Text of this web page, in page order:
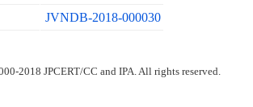
JVNDB-2018-000030
2018 JPCERT/CC and IPA. All rights reserved.